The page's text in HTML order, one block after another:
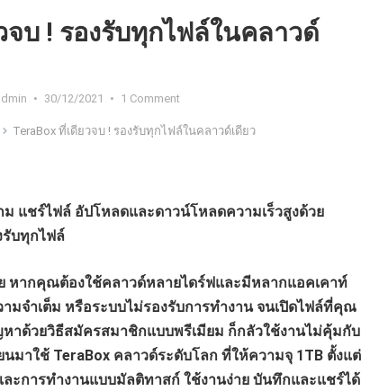
จบ ! รองรับทุกไฟล์ในคลาวด์
• 30/12/2021 • 1 Comment
TeraBox ที่เดียวจบ ! รองรับทุกไฟล์ในคลาวด์เดียว
ม แชร์ไฟล์ อัปโหลดและดาวน์โหลดความเร็วสูงด้วย
รับทุกไฟล์
หากคุณต้องใช้คลาวด์หลายไดร์ฟและมีหลากแอคเคาท์
มจำเต็ม หรือระบบไม่รองรับการทำงาน จนเปิดไฟล์ที่คุณ
าด้วยวิธีสมัครสมาชิกแบบพรีเมียม ก็กลัวใช้งานไม่คุ้มกับ
นมาใช้ TeraBox คลาวด์ระดับโลก ที่ให้ความจุ 1TB ตั้งแต่
ละการทำงานแบบมัลติทาสก์ ใช้งานง่าย บันทึกและแชร์ได้